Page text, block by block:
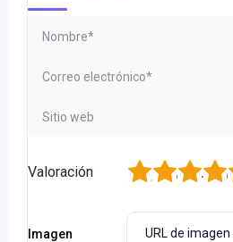
Valoración 5
4
3
2
Imagen